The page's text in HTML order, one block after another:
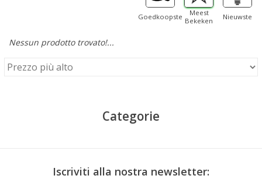
Goedkoopste
Meest
Bekeken
Nieuwste
Nessun prodotto trovato!...
Categorie
Iscriviti alla nostra newsletter: